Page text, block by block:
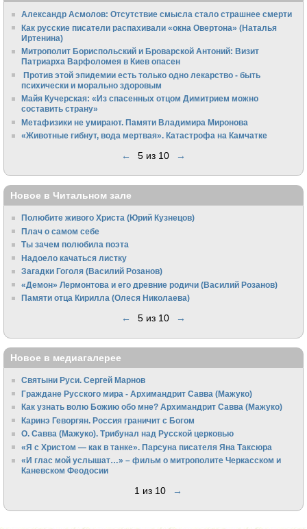
Александр Асмолов: Отсутствие смысла стало страшнее смерти
Как русские писатели распахивали «окна Овертона» (Наталья
Иртенина)
Митрополит Бориспольский и Броварской Антоний: Визит
Патриарха Варфоломея в Киев опасен
Против этой эпидемии есть только одно лекарство - быть
психически и морально здоровым
Майя Кучерская: «Из спасенных отцом Димитрием можно
составить страну»
Метафизики не умирают. Памяти Владимира Миронова
«Животные гибнут, вода мертвая». Катастрофа на Камчатке
← 5 из 10 →
Новое в Читальном зале
Полюбите живого Христа (Юрий Кузнецов)
Плач о самом себе
Ты зачем полюбила поэта
Надоело качаться листку
Загадки Гоголя (Василий Розанов)
«Демон» Лермонтова и его древние родичи (Василий Розанов)
Памяти отца Кирилла (Олеся Николаева)
← 5 из 10 →
Новое в медиагалерее
Святыни Руси. Сергей Марнов
Граждане Русского мира - Архимандрит Савва (Мажуко)
Как узнать волю Божию обо мне? Архимандрит Савва (Мажуко)
Каринэ Геворгян. Россия граничит с Богом
О. Савва (Мажуко). Трибунал над Русской церковью
«Я с Христом — как в танке». Парсуна писателя Яна Таксюра
«И глас мой услышат…» – фильм о митрополите Черкасском и
Каневском Феодосии
1 из 10 →